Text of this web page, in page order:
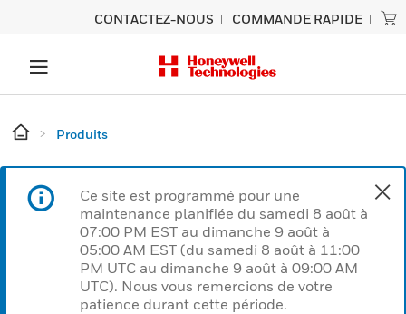
CONTACTEZ-NOUS COMMANDE RAPIDE
Produits
Ce site est programmé pour une
maintenance planifiée du samedi 8 août à
07:00 PM EST au dimanche 9 août à
05:00 AM EST (du samedi 8 août à 11:00
PM UTC au dimanche 9 août à 09:00 AM
UTC). Nous vous remercions de votre
patience durant cette période.